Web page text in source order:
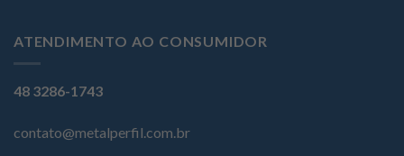
ATENDIMENTO AO CONSUMIDOR
48 3286-1743
contato@metalperfil.com.br